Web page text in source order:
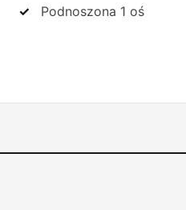
Podnoszona 1 oś